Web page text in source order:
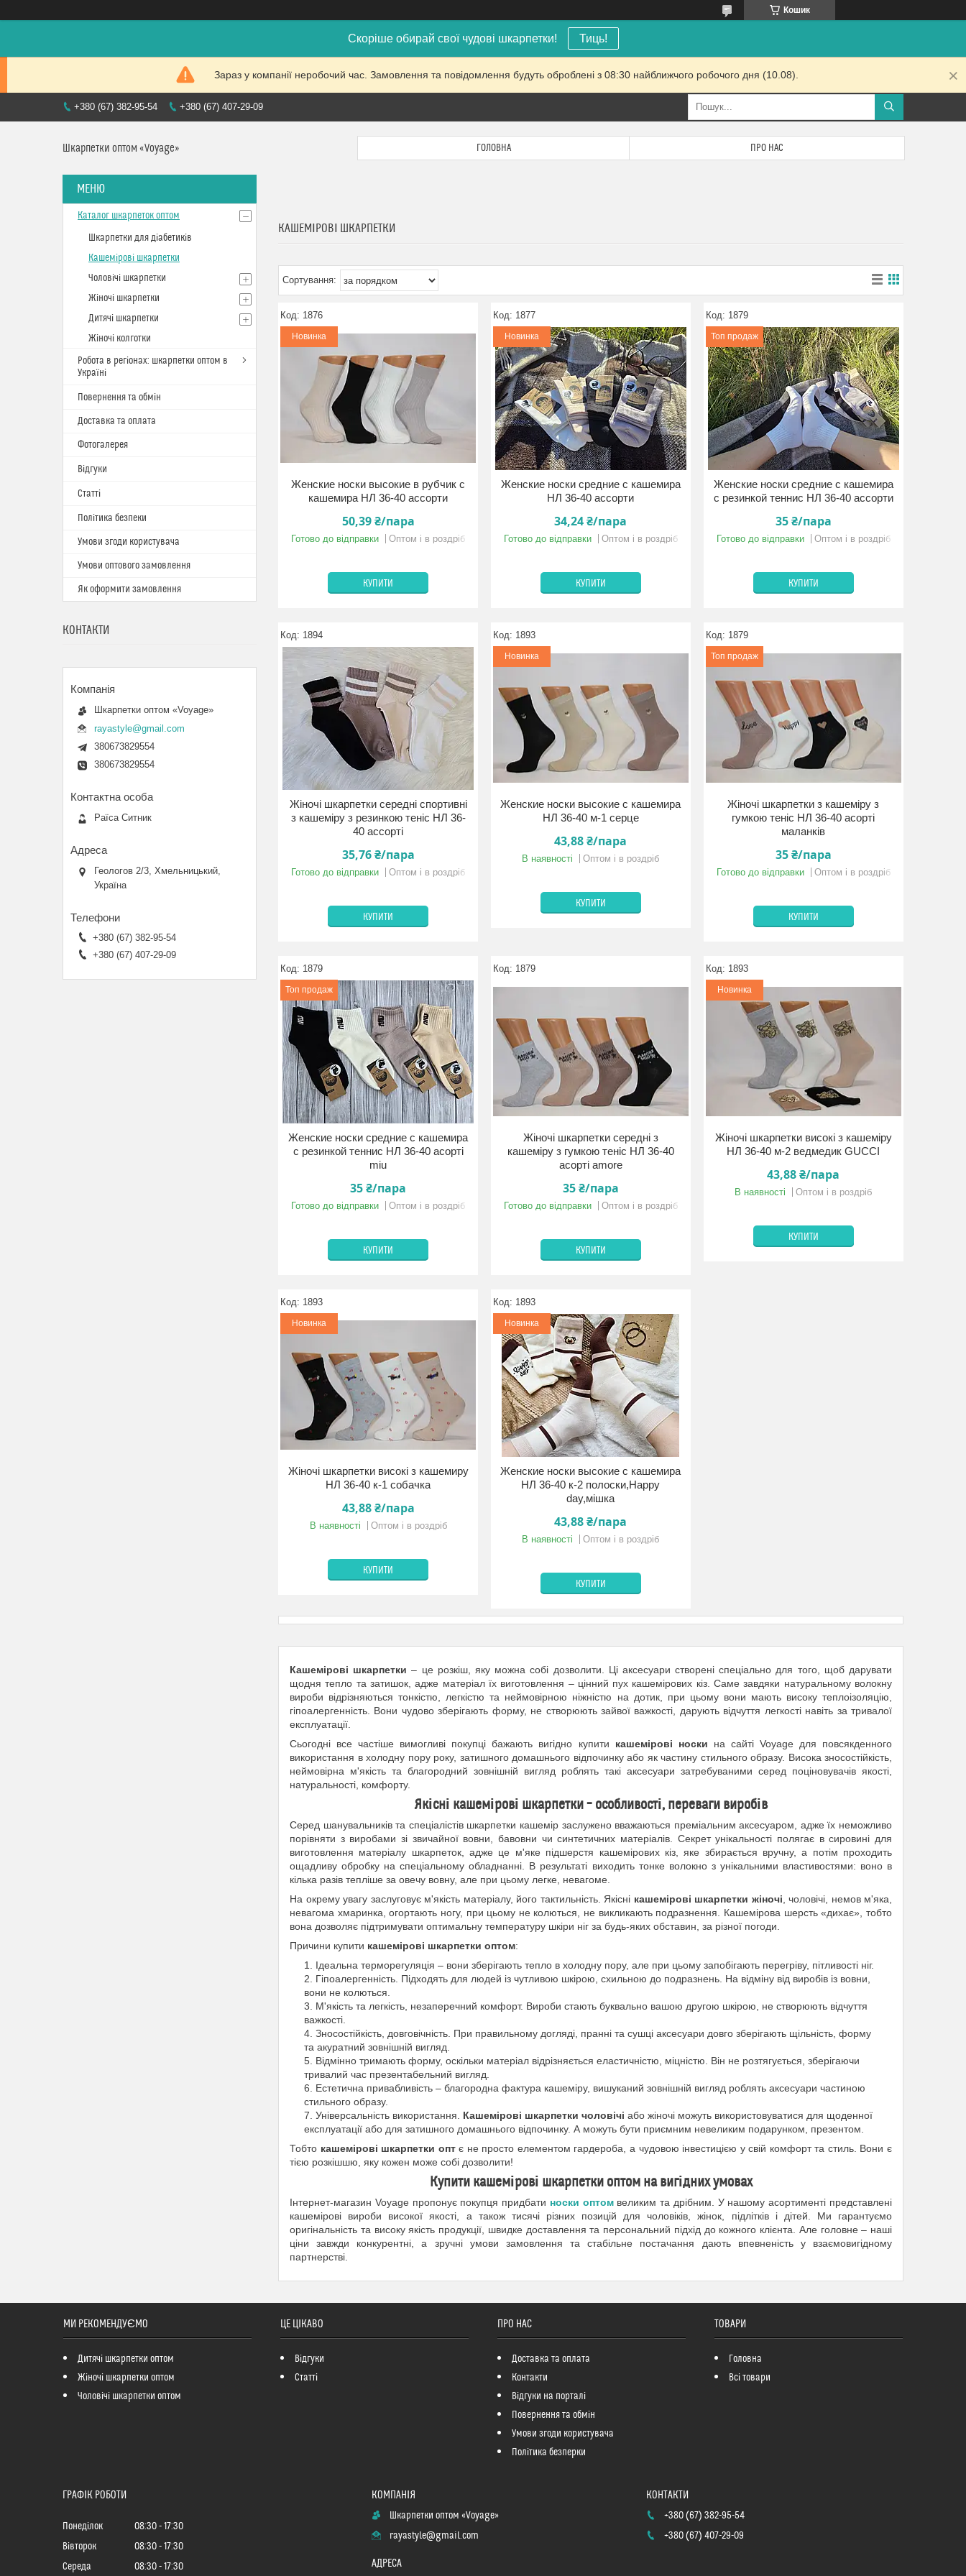
Кошик
Скоріше обирай свої чудові шкарпетки! Тиць!
Зараз у компанії неробочий час. Замовлення та повідомлення будуть оброблені з 08:30 найближчого робочого дня (10.08).
+380 (67) 382-95-54 +380 (67) 407-29-09
Шкарпетки оптом «Voyage» ГОЛОВНА ПРО НАС
КАШЕМІРОВІ ШКАРПЕТКИ
1876
Новинка
Женские носки высокие в рубчик с
кашемира НЛ 36-40 ассорти
50,39 ₴/пара
Готово до відправки Оптом і в роздріб
КУПИТИ
1877
Новинка
Женские носки средние с кашемира
НЛ 36-40 ассорти
34,24 ₴/пара
Готово до відправки Оптом і в роздріб
КУПИТИ
1879
Топ продаж
Женские носки средние с кашемира
с резинкой теннис НЛ 36-40 ассорти
35 ₴/пара
Готово до відправки Оптом і в роздріб
КУПИТИ
1894
Жіночі шкарпетки середні спортивні
з кашеміру з резинкою теніс НЛ 36-
40 ассорті
35,76 ₴/пара
Готово до відправки Оптом і в роздріб
КУПИТИ
1893
Новинка
Женские носки высокие с кашемира
НЛ 36-40 м-1 серце
43,88 ₴/пара
В наявності Оптом і в роздріб
КУПИТИ
1879
Топ продаж
Жіночі шкарпетки з кашеміру з
гумкою теніс НЛ 36-40 асорті
маланків
35 ₴/пара
Готово до відправки Оптом і в роздріб
КУПИТИ
1879
Топ продаж
Женские носки средние с кашемира
с резинкой теннис НЛ 36-40 асорті
miu
35 ₴/пара
Готово до відправки Оптом і в роздріб
КУПИТИ
1879
Жіночі шкарпетки середні з
кашеміру з гумкою теніс НЛ 36-40
асорті amore
35 ₴/пара
Готово до відправки Оптом і в роздріб
КУПИТИ
1893
Новинка
Жіночі шкарпетки високі з кашеміру
НЛ 36-40 м-2 ведмедик GUCCI
43,88 ₴/пара
В наявності Оптом і в роздріб
КУПИТИ
1893
Новинка
Жіночі шкарпетки високі з кашемиру
НЛ 36-40 к-1 собачка
43,88 ₴/пара
В наявності Оптом і в роздріб
КУПИТИ
1893
Новинка
Женские носки высокие с кашемира
НЛ 36-40 к-2 полоски,Happy
day,мішка
43,88 ₴/пара
В наявності Оптом і в роздріб
КУПИТИ
Кашемірові шкарпетки – це розкіш, яку можна собі дозволити. Ці аксесуари створені спеціально для того, щоб дарувати
щодня тепло та затишок, адже матеріал їх виготовлення – цінний пух кашемірових кіз. Саме завдяки натуральному волокну
вироби відрізняються тонкістю, легкістю та неймовірною ніжністю на дотик, при цьому вони мають високу теплоізоляцію,
гіпоалергенність. Вони чудово зберігають форму, не створюють зайвої важкості, дарують відчуття легкості навіть за тривалої
експлуатації.
Сьогодні все частіше вимогливі покупці бажають вигідно купити кашемірові носки на сайті Voyage для повсякденного
використання в холодну пору року, затишного домашнього відпочинку або як частину стильного образу. Висока зносостійкість,
неймовірна м'якість та благородний зовнішній вигляд роблять такі аксесуари затребуваними серед поціновувачів якості,
натуральності, комфорту.
Якісні кашемірові шкарпетки – особливості, переваги виробів
Серед шанувальників та спеціалістів шкарпетки кашемір заслужено вважаються преміальним аксесуаром, адже їх неможливо
порівняти з виробами зі звичайної вовни, бавовни чи синтетичних матеріалів. Секрет унікальності полягає в сировині для
виготовлення матеріалу шкарпеток, адже це м'яке підшерстя кашемірових кіз, яке збирається вручну, а потім проходить
ощадливу обробку на спеціальному обладнанні. В результаті виходить тонке волокно з унікальними властивостями: воно в
кілька разів тепліше за овечу вовну, але при цьому легке, невагоме.
На окрему увагу заслуговує м'якість матеріалу, його тактильність. Якісні кашемірові шкарпетки жіночі , чоловічі, немов м'яка,
невагома хмаринка, огортають ногу, при цьому не колються, не викликають подразнення. Кашемірова шерсть «дихає», тобто
вона дозволяє підтримувати оптимальну температуру шкіри ніг за будь-яких обставин, за різної погоди.
Причини купити кашемірові шкарпетки оптом:
Ідеальна терморегуляція – вони зберігають тепло в холодну пору, але при цьому запобігають перегріву, пітливості ніг.
Гіпоалергенність. Підходять для людей із чутливою шкірою, схильною до подразнень. На відміну від виробів із вовни,
вони не колються.
М'якість та легкість, незаперечний комфорт. Вироби стають буквально вашою другою шкірою, не створюють відчуття
важкості.
Зносостійкість, довговічність. При правильному догляді, пранні та сушці аксесуари довго зберігають щільність, форму
та акуратний зовнішній вигляд.
Відмінно тримають форму, оскільки матеріал відрізняється еластичністю, міцністю. Він не розтягується, зберігаючи
тривалий час презентабельний вигляд.
Естетична привабливість – благородна фактура кашеміру, вишуканий зовнішній вигляд роблять аксесуари частиною
стильного образу.
Універсальність використання. Кашемірові шкарпетки чоловічі або жіночі можуть використовуватися для щоденної
експлуатації або для затишного домашнього відпочинку. А можуть бути приємним невеликим подарунком, презентом.
Тобто кашемірові шкарпетки оптє не просто елементом гардероба, а чудовою інвестицією у свій комфорт та стиль. Вони є
тією розкішшю, яку кожен може собі дозволити!
Купити кашемірові шкарпетки оптом на вигідних умовах
Інтернет-магазин Voyage пропонує покупця придбати носки оптомвеликим та дрібним. У нашому асортименті представлені
кашемірові вироби високої якості, а також тисячі різних позицій для чоловіків, жінок, підлітків і дітей. Ми гарантуємо
оригінальність та високу якість продукції, швидке доставлення та персональний підхід до кожного клієнта. Але головне – наші
ціни завжди конкурентні, а зручні умови замовлення та стабільне постачання дають впевненість у взаємовигідному
партнерстві.
Каталог шкарпеток оптом
Шкарпетки для діабетиків
Кашемірові шкарпетки
Чоловічі шкарпетки
Жіночі шкарпетки
Дитячі шкарпетки
Жіночі колготки
Робота в регіонах: шкарпетки оптом в
Україні
Повернення та обмін
Доставка та оплата
Фотогалерея
Відгуки
Статті
Політика безпеки
Умови згоди користувача
Умови оптового замовлення
Як оформити замовлення
КОНТАКТИ
Шкарпетки оптом «Voyage»
rayastyle@gmail.com
380673829554
380673829554
Раїса Ситник
Геологов 2/3, Хмельницький,
Україна
+380 (67) 382-95-54
+380 (67) 407-29-09
МИ РЕКОМЕНДУЄМО
Дитячі шкарпетки оптом
Жіночі шкарпетки оптом
Чоловічі шкарпетки оптом
ЦЕ ЦІКАВО
Відгуки
Статті
ПРО НАС
Доставка та оплата
Контакти
Відгуки на порталі
Повернення та обмін
Умови згоди користувача
Політика безперки
ТОВАРИ
Головна
Всі товари
ГРАФІК РОБОТИ
Понеділок 08:30
17:30
Вівторок
08:30
17:30
Середа
08:30 17:30
Шкарпетки оптом «Voyage»
rayastyle@gmail.com
+380 (67) 382-95-54
+380 (67) 407-29-09